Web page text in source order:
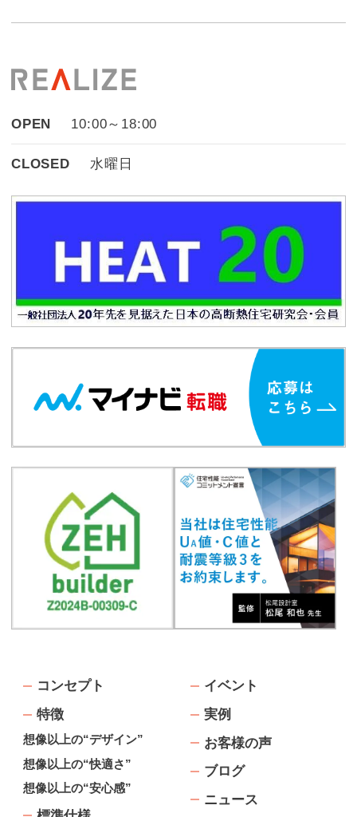
OPEN 10:00～18:00
CLOSED 水曜日
コンセプト
特徴
想像以上の“デザイン”
想像以上の“快適さ”
想像以上の“安心感”
イベント
実例
お客様の声
ブログ
ニュース